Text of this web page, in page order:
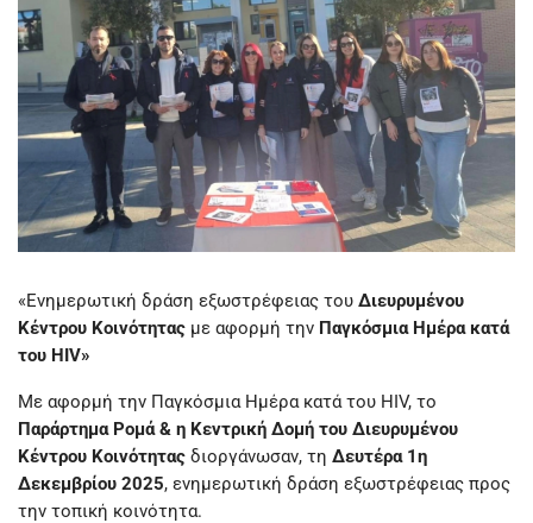
«Ενημερωτική δράση εξωστρέφειας του Διευρυμένου
Κέντρου Κοινότητας με αφορμή την Παγκόσμια Ημέρα κατά
του HIV»
Με αφορμή την Παγκόσμια Ημέρα κατά του HIV, το
Παράρτημα Ρομά & η Κεντρική Δομή του Διευρυμένου
Κέντρου Κοινότητας διοργάνωσαν, τη Δευτέρα 1η
Δεκεμβρίου 2025, ενημερωτική δράση εξωστρέφειας προς
την τοπική κοινότητα.